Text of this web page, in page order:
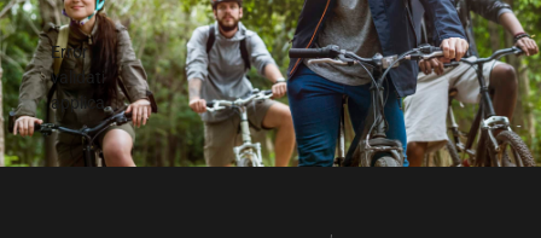
Error
validating
application